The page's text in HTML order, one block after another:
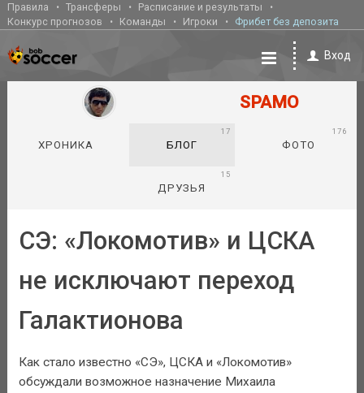
Правила Трансферы
Расписание и результаты
Конкурс прогнозов
Команды Игроки Фрибет без депозита
Вход
SPAMO
ХРОНИКА БЛОГ
17
ФОТО
176
ДРУЗЬЯ
15
СЭ: «Локомотив» и ЦСКА
не исключают переход
Галактионова
Как стало известно «СЭ», ЦСКА и «Локомотив»
обсуждали возможное назначение Михаила